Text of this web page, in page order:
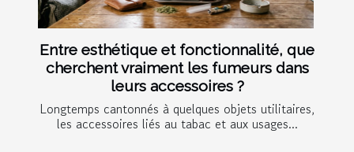
Entre esthétique et fonctionnalité, que
cherchent vraiment les fumeurs dans
leurs accessoires ?
Longtemps cantonnés à quelques objets utilitaires,
les accessoires liés au tabac et aux usages...